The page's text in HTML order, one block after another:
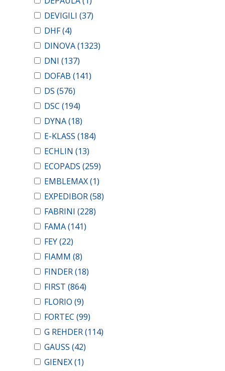
DEVIGILI (37)
DHF(4)
DINOVA(1323)
DNI (137)
DOFAB (141)
DS (576)
DSC (194)
DYNA(18)
E-KLASS (184)
ECHLIN (13)
ECOPADS (259)
EMBLEMAX(1)
EXPEDIBOR(58)
FABRINI (228)
FAMA(141)
FEY(22)
FIAMM (8)
FINDER(18)
FIRST (864)
FLORIO (9)
FORTEC (99)
G REHDER(114)
GAUSS (42)
GIENEX(1)